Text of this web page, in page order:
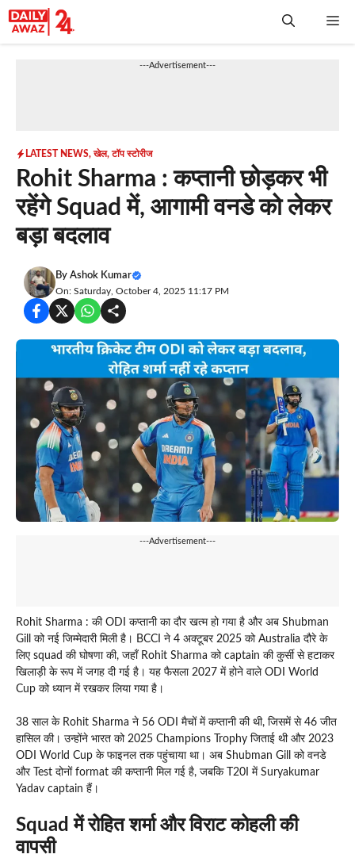
Skip
to
---Advertisement---
LATEST NEWS,खेल,टॉप स्टोरीज
Rohit Sharma : कप्तानी छोड़कर भी
रहेंगे Squad में, आगामी वनडे को लेकर
बड़ा बदलाव
By Ashok Kumar
On: Saturday, October 4, 2025 11:17 PM
---Advertisement---
Rohit Sharma : की ODI कप्तानी का दौर खत्म हो गया है और अब Shubman
Gill को नई जिम्मेदारी मिली है। BCCI ने 4 अक्टूबर 2025 को Australia दौरे के
लिए squad की घोषणा की, जहाँ Rohit Sharma को captain की कुर्सी से हटाकर
खिलाड़ी के रूप में जगह दी गई है। यह फैसला 2027 में होने वाले ODI World
Cup को ध्यान में रखकर लिया गया है।
38 साल के Rohit Sharma ने 56 ODI मैचों में कप्तानी की थी, जिसमें से 46 जीत
हासिल की। उन्होंने भारत को 2025 Champions Trophy जिताई थी और 2023
ODI World Cup के फाइनल तक पहुंचाया था। अब Shubman Gill को वनडे
और Test दोनों format की कप्तानी मिल गई है, जबकि T20I में Suryakumar
Yadav captain हैं।
Squad में रोहित शर्मा और विराट कोहली की
वापसी